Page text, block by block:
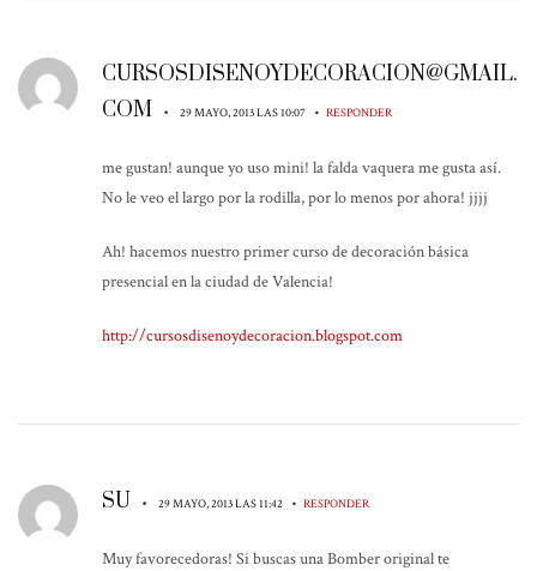
CURSOSDISENOYDECORACION@GMAIL.
COM
• 29 MAYO, 2013 LAS 10:07 • RESPONDER
me gustan! aunque yo uso mini! la falda vaquera me gusta así.
No le veo el largo por la rodilla, por lo menos por ahora! jjjj
Ah! hacemos nuestro primer curso de decoración básica
presencial en la ciudad de Valencia!
http://cursosdisenoydecoracion.blogspot.com
SU • 29 MAYO, 2013 LAS 11:42 • RESPONDER
Muy favorecedoras! Si buscas una Bomber original te